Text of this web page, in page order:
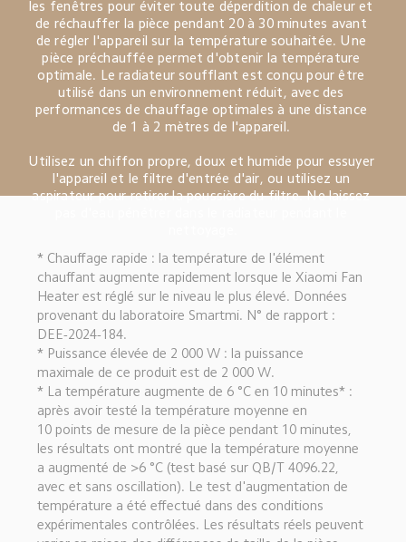
les fenêtres pour éviter toute déperdition de chaleur et
de réchauffer la pièce pendant 20 à 30 minutes avant
de régler l'appareil sur la température souhaitée. Une
pièce préchauffée permet d'obtenir la température
optimale. Le radiateur soufflant est conçu pour être
utilisé dans un environnement réduit, avec des
performances de chauffage optimales à une distance
de 1 à 2 mètres de l'appareil.
Utilisez un chiffon propre, doux et humide pour essuyer
l'appareil et le filtre d'entrée d'air, ou utilisez un
aspirateur pour retirer la poussière du filtre. Ne laissez
* Chauffage rapide : la température de l'élément
chauffant augmente rapidement lorsque le Xiaomi Fan
Heater est réglé sur le niveau le plus élevé. Données
provenant du laboratoire Smartmi. N° de rapport :
DEE-2024-184.
* Puissance élevée de 2 000 W : la puissance
maximale de ce produit est de 2 000 W.
* La température augmente de 6 °C en 10 minutes* :
après avoir testé la température moyenne en
10 points de mesure de la pièce pendant 10 minutes,
les résultats ont montré que la température moyenne
a augmenté de >6 °C (test basé sur QB/T 4096.22,
avec et sans oscillation). Le test d'augmentation de
température a été effectué dans des conditions
expérimentales contrôlées. Les résultats réels peuvent